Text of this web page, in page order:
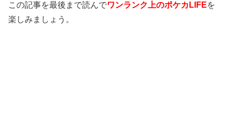
この記事を最後まで読んでワンランク上のポケカ LIFEを
楽しみましょう。